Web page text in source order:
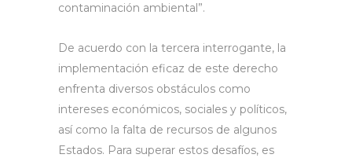
contaminación ambiental”.
De acuerdo con la tercera interrogante, la
implementación eficaz de este derecho
enfrenta diversos obstáculos como
intereses económicos, sociales y políticos,
así como la falta de recursos de algunos
Estados. Para superar estos desafíos, es